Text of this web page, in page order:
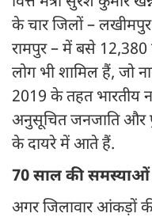
के चार जिलों –
रामपुर – में बसे 12,380
लोग भी शामिल हैं, जो
2019 के तहत भारतीय
अनुसूचित जनजाति और
के दायरे में आते हैं.
70 साल की समस्याओं
अगर जिलावार आंकड़ों